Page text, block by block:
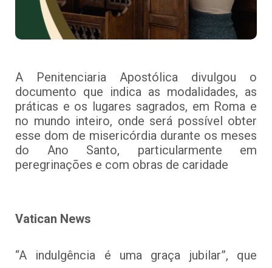
A Penitenciaria Apostólica divulgou o
documento que indica as modalidades, as
práticas e os lugares sagrados, em Roma e
no mundo inteiro, onde será possível obter
esse dom de misericórdia durante os meses
do Ano Santo, particularmente em
peregrinações e com obras de caridade
Vatican News
“A indulgência é uma graça jubilar”, que